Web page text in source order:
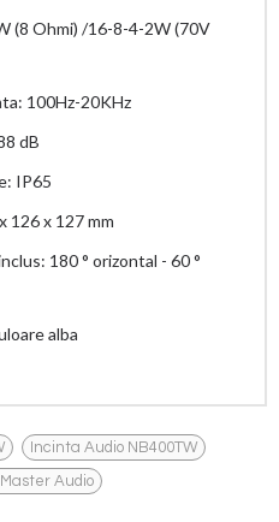
(8 Ohmi) /16-8-4-2W (70V
100Hz-20KHz
dB
IP65
126 x 127 mm
180 ° orizontal - 60 °
alba
, Incinta Audio NB400TW ,
Audio